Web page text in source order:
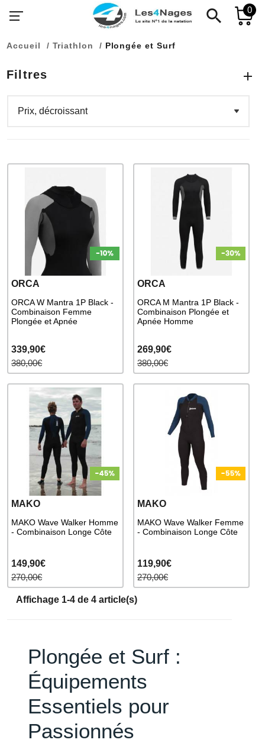
search 0
Accueil Triathlon Plongée et Surf
Filtres
ORCA
ORCA W Mantra 1P Black -
Combinaison Femme
Plongée et Apnée
339,90€
380,00€
ORCA
ORCA M Mantra 1P Black -
Combinaison Plongée et
Apnée Homme
269,90€
380,00€
MAKO
MAKO Wave Walker Homme
- Combinaison Longe Côte
149,90€
270,00€
MAKO
MAKO Wave Walker Femme
- Combinaison Longe Côte
119,90€
270,00€
Affichage 1-4 de 4 article(s)
Plongée et Surf :
Équipements
Essentiels pour
Passionnés